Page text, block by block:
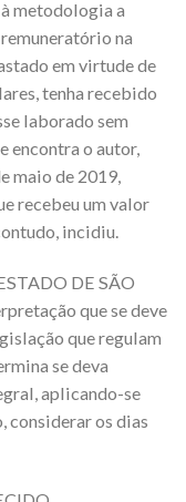
metodologia a
na
em virtude de
tenha recebido
laborado sem
encontra o autor,
maio de 2019,
recebeu um valor
incidiu.
DE SÃO
que se deve
que regulam
se deva
aplicando-se
considerar os dias